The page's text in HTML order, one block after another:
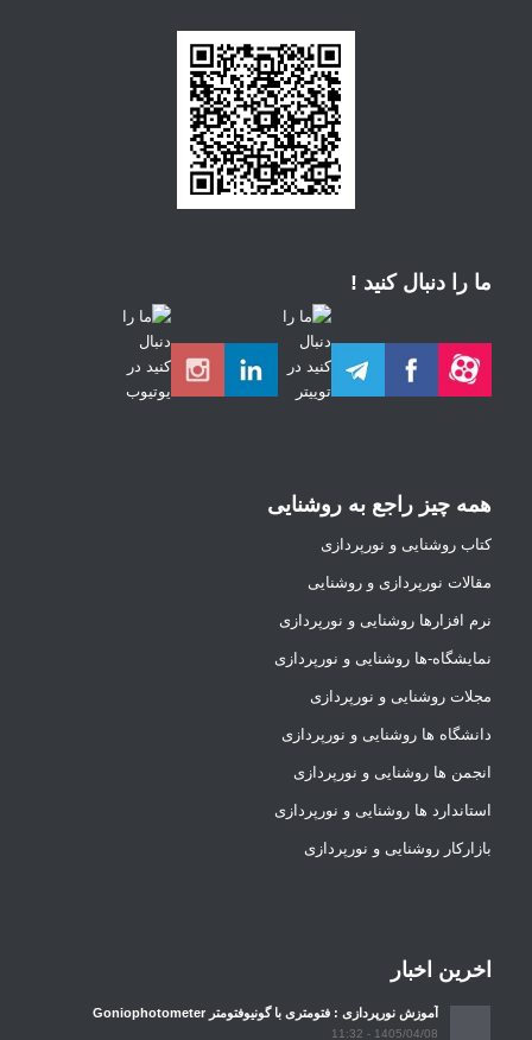
ما را دنبال کنید !
همه چیز راجع به روشنایی
کتاب روشنایی و نورپردازی
مقالات نورپردازی و روشنایی
نرم افزارها روشنایی و نورپردازی
نمایشگاه-ها روشنایی و نورپردازی
مجلات روشنایی و نورپردازی
دانشگاه ها روشنایی و نورپردازی
انجمن ها روشنایی و نورپردازی
استاندارد ها روشنایی و نورپردازی
بازارکار روشنایی و نورپردازی
اخرین اخبار
آموزش نورپردازی : فتومتری با گونیوفتومتر Goniophotometer
1405/04/08 - 11:32